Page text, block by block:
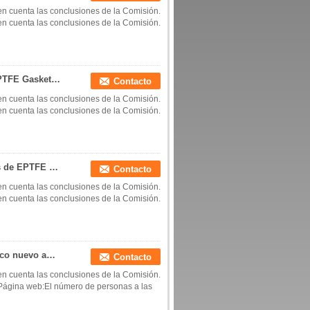
cuenta las conclusiones de la Comisión.
cuenta las conclusiones de la Comisión.
SEAL Y GASKETES de PTFE EXPANDIDO nuevo PTFE Gasket suave Lavadoras de sello anillo espaciador nuevo PTFE placa de hoja suave nueva placa de plástico expandida China fabricante China fábrica China productor Contacto
cuenta las conclusiones de la Comisión.
cuenta las conclusiones de la Comisión.
EPTFE o politetrafluoroetileno expandido Envases de EPTFE o de politetrafluoroetileno expandido Hojas de EPTFE o de politetrafluoroetileno expandido Envases de corte EPTFE Envases de corte de PTFE expandido Fabricante de China Fábrica de China Productor de China Contacto
cuenta las conclusiones de la Comisión.
cuenta las conclusiones de la Comisión.
nuevo PTFE blando Sello de almohadilla de plástico nuevo ampliado Sello de almohadilla de EPTFE junta de sello ampliado PTFE junta de sello nuevo PTFE junta de sello suave China fabricante China fábrica China productor Contacto
cuenta las conclusiones de la Comisión.
web:El número de personas a las